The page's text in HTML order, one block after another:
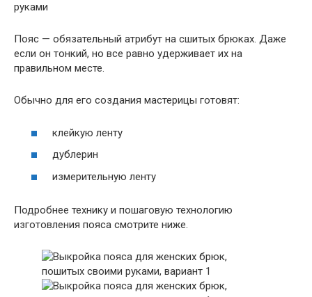
руками
Пояс — обязательный атрибут на сшитых брюках. Даже
если он тонкий, но все равно удерживает их на
правильном месте.
Обычно для его создания мастерицы готовят:
клейкую ленту
дублерин
измерительную ленту
Подробнее технику и пошаговую технологию
изготовления пояса смотрите ниже.